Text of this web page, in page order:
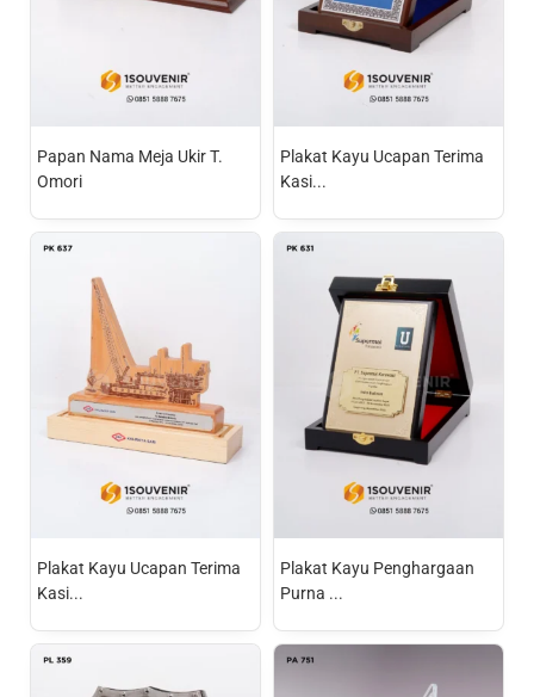
Papan Nama Meja Ukir T.
Omori
Plakat Kayu Ucapan Terima
Kasi...
Plakat Kayu Ucapan Terima
Kasi...
Plakat Kayu Penghargaan
Purna ...